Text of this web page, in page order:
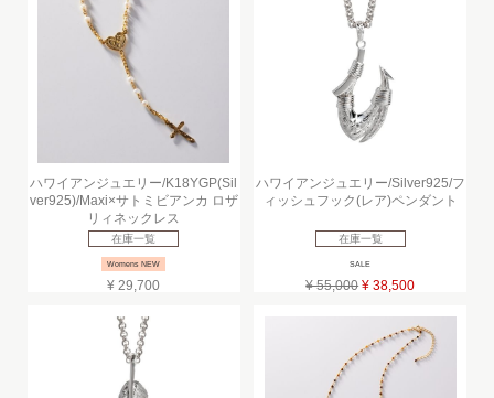
ハワイアンジュエリー/K18YGP(Sil
ver925)/Maxi×サトミビアンカ ロザ
リィネックレス
在庫一覧
Womens NEW
¥ 29,700
ハワイアンジュエリー/Silver925/フ
ィッシュフック(レア)ペンダント
在庫一覧
SALE
¥ 55,000 ¥ 38,500